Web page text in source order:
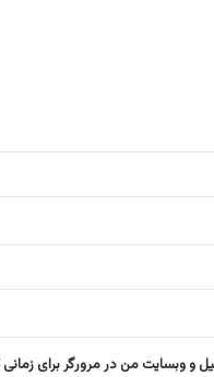
و وبسایت من در مرورگر برای